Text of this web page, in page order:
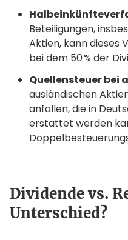
Beteiligungen,
Aktien, kann dieses
bei dem 50 % der
Quellensteuer bei
ausländischen
anfallen, die in
erstattet werden
Dividende vs.
Unterschied?